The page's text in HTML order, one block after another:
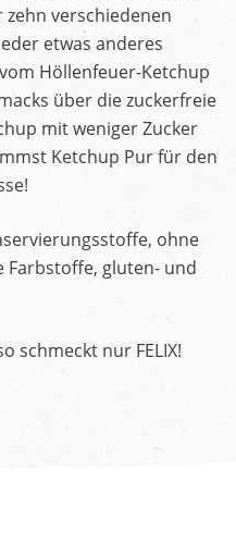
verschiedenen
etwas anderes
Höllenfeuer-Ketchup
über die zuckerfreie
mit weniger Zucker
Ketchup Pur für den
ohne
Farbstoffe, gluten- und
schmeckt nur FELIX!